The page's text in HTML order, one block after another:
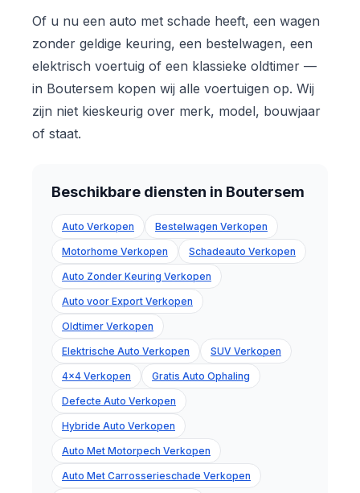
Of u nu een auto met schade heeft, een wagen
zonder geldige keuring, een bestelwagen, een
elektrisch voertuig of een klassieke oldtimer —
in Boutersem kopen wij alle voertuigen op. Wij
zijn niet kieskeurig over merk, model, bouwjaar
of staat.
Beschikbare diensten in Boutersem
Auto Verkopen Bestelwagen Verkopen
Motorhome Verkopen Schadeauto Verkopen
Auto Zonder Keuring Verkopen
Auto voor Export Verkopen
Oldtimer Verkopen
Elektrische Auto Verkopen SUV Verkopen
4x4 Verkopen Gratis Auto Ophaling
Defecte Auto Verkopen
Hybride Auto Verkopen
Auto Met Motorpech Verkopen
Auto Met Carrosserieschade Verkopen